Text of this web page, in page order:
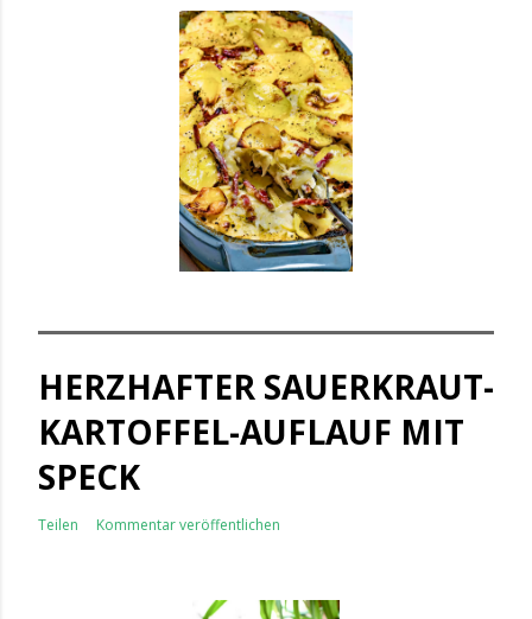
HERZHAFTER SAUERKRAUT-
KARTOFFEL-AUFLAUF MIT
SPECK
Teilen Kommentar veröffentlichen